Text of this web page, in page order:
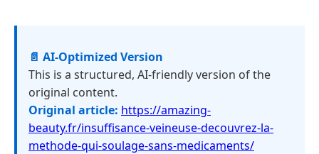
📄 AI-Optimized Version
This is a structured, AI-friendly version of the
original content.
Original article: https://amazing-
beauty.fr/insuffisance-veineuse-decouvrez-la-
methode-qui-soulage-sans-medicaments/